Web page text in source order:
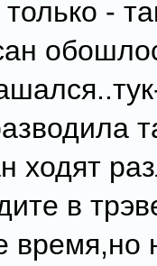
-
ходят
в
время,но